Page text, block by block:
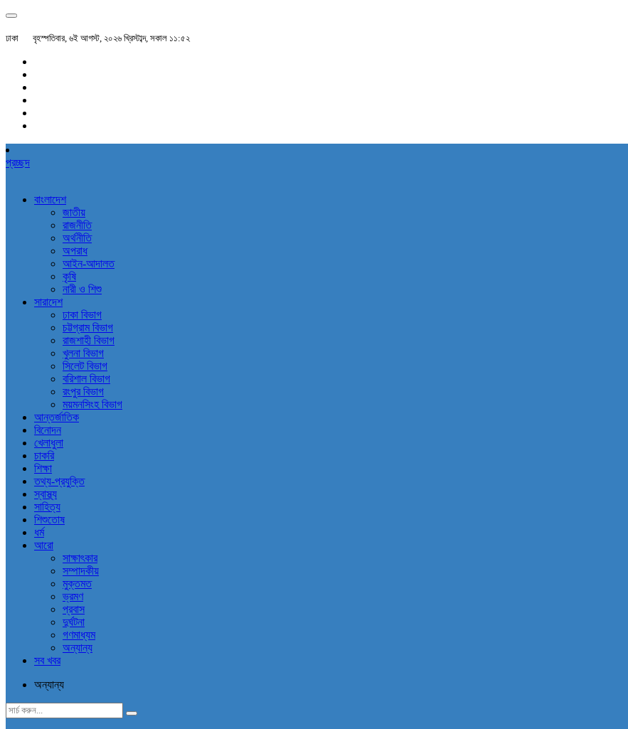
ঢাকা বৃহস্পতিবার, ৬ই আগস্ট, ২০২৬ খ্রিস্টাব্দ, সকাল ১১:৫২
প্রচ্ছদ
বাংলাদেশ
জাতীয়
রাজনীতি
অর্থনীতি
অপরাধ
আইন-আদালত
কৃষি
নারী ও শিশু
সারাদেশ
ঢাকা বিভাগ
চট্টগ্রাম বিভাগ
রাজশাহী বিভাগ
খুলনা বিভাগ
সিলেট বিভাগ
বরিশাল বিভাগ
রংপুর বিভাগ
ময়মনসিংহ বিভাগ
আন্তর্জাতিক
বিনোদন
খেলাধুলা
চাকরি
শিক্ষা
তথ্য-প্রযুক্তি
স্বাস্থ্য
সাহিত্য
শিশুতোষ
ধর্ম
আরো
সাক্ষাৎকার
সম্পাদকীয়
মুক্তমত
ভ্রমণ
প্রবাস
দুর্ঘটনা
গণমাধ্যম
অন্যান্য
সব খবর
অন্যান্য